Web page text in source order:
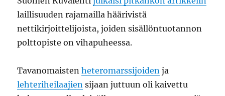
laillisuuden rajamailla häärivistä
nettikirjoittelijoista, joiden sisällöntuotannon
polttopiste on vihapuheessa.
Tavanomaistenheteromarssijoiden ja
lehteriheilaajien sijaan juttuun oli kaivettu